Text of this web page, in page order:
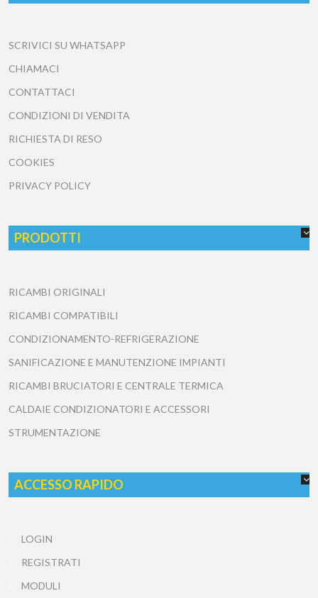
SCRIVICI SU WHATSAPP
CHIAMACI
CONTATTACI
CONDIZIONI DI VENDITA
RICHIESTA DI RESO
COOKIES
PRIVACY POLICY
PRODOTTI
RICAMBI ORIGINALI
RICAMBI COMPATIBILI
CONDIZIONAMENTO-REFRIGERAZIONE
SANIFICAZIONE E MANUTENZIONE IMPIANTI
RICAMBI BRUCIATORI E CENTRALE TERMICA
CALDAIE CONDIZIONATORI E ACCESSORI
STRUMENTAZIONE
ACCESSO RAPIDO
LOGIN
REGISTRATI
MODULI